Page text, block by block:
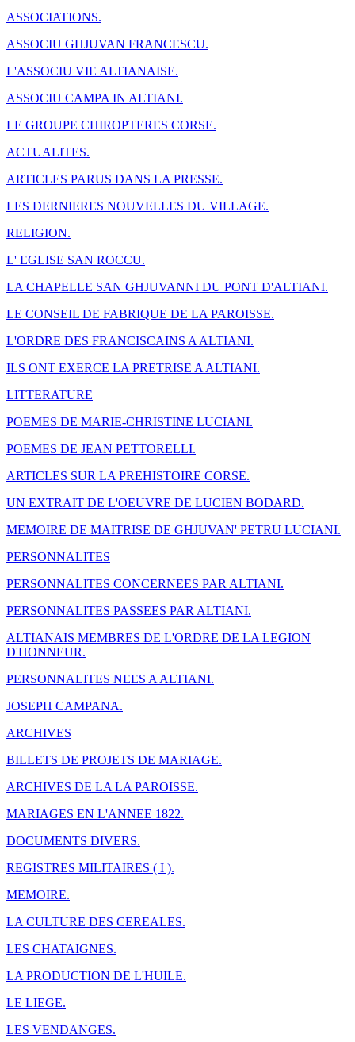
ASSOCIATIONS.
ASSOCIU GHJUVAN FRANCESCU.
L'ASSOCIU VIE ALTIANAISE.
ASSOCIU CAMPA IN ALTIANI.
LE GROUPE CHIROPTERES CORSE.
ACTUALITES.
ARTICLES PARUS DANS LA PRESSE.
LES DERNIERES NOUVELLES DU VILLAGE.
RELIGION.
L' EGLISE SAN ROCCU.
LA CHAPELLE SAN GHJUVANNI DU PONT D'ALTIANI.
LE CONSEIL DE FABRIQUE DE LA PAROISSE.
L'ORDRE DES FRANCISCAINS A ALTIANI.
ILS ONT EXERCE LA PRETRISE A ALTIANI.
LITTERATURE
POEMES DE MARIE-CHRISTINE LUCIANI.
POEMES DE JEAN PETTORELLI.
ARTICLES SUR LA PREHISTOIRE CORSE.
UN EXTRAIT DE L'OEUVRE DE LUCIEN BODARD.
MEMOIRE DE MAITRISE DE GHJUVAN' PETRU LUCIANI.
PERSONNALITES
PERSONNALITES CONCERNEES PAR ALTIANI.
PERSONNALITES PASSEES PAR ALTIANI.
ALTIANAIS MEMBRES DE L'ORDRE DE LA LEGION
D'HONNEUR.
PERSONNALITES NEES A ALTIANI.
JOSEPH CAMPANA.
ARCHIVES
BILLETS DE PROJETS DE MARIAGE.
ARCHIVES DE LA LA PAROISSE.
MARIAGES EN L'ANNEE 1822.
DOCUMENTS DIVERS.
REGISTRES MILITAIRES ( I ).
MEMOIRE.
LA CULTURE DES CEREALES.
LES CHATAIGNES.
LA PRODUCTION DE L'HUILE.
LE LIEGE.
LES VENDANGES.